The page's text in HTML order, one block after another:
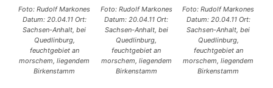
Foto: Rudolf Markones
Datum: 20.04.11 Ort:
Sachsen-Anhalt, bei
Quedlinburg,
feuchtgebiet an
morschem, liegendem
Birkenstamm
Foto: Rudolf Markones
Datum: 20.04.11 Ort:
Sachsen-Anhalt, bei
Quedlinburg,
feuchtgebiet an
morschem, liegendem
Birkenstamm
Foto: Rudolf Markones
Datum: 20.04.11 Ort:
Sachsen-Anhalt, bei
Quedlinburg,
feuchtgebiet an
morschem, liegendem
Birkenstamm